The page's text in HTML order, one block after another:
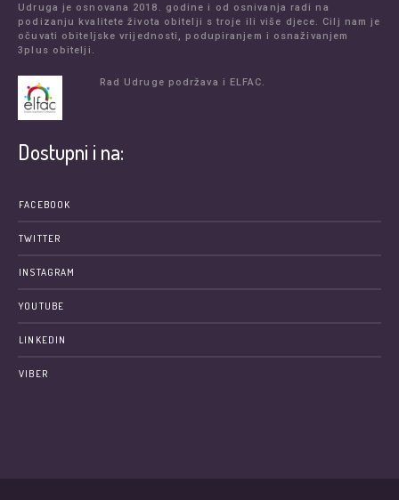
Udruga je osnovana 2018. godine i od osnivanja radi na
podizanju kvalitete života obitelji s troje ili više djece. Cilj nam je
očuvati obiteljske vrijednosti, podupiranjem i osnaživanjem
3plus obitelji.
Rad Udruge podržava i ELFAC.
Dostupni i na:
FACEBOOK
TWITTER
INSTAGRAM
YOUTUBE
LINKEDIN
VIBER